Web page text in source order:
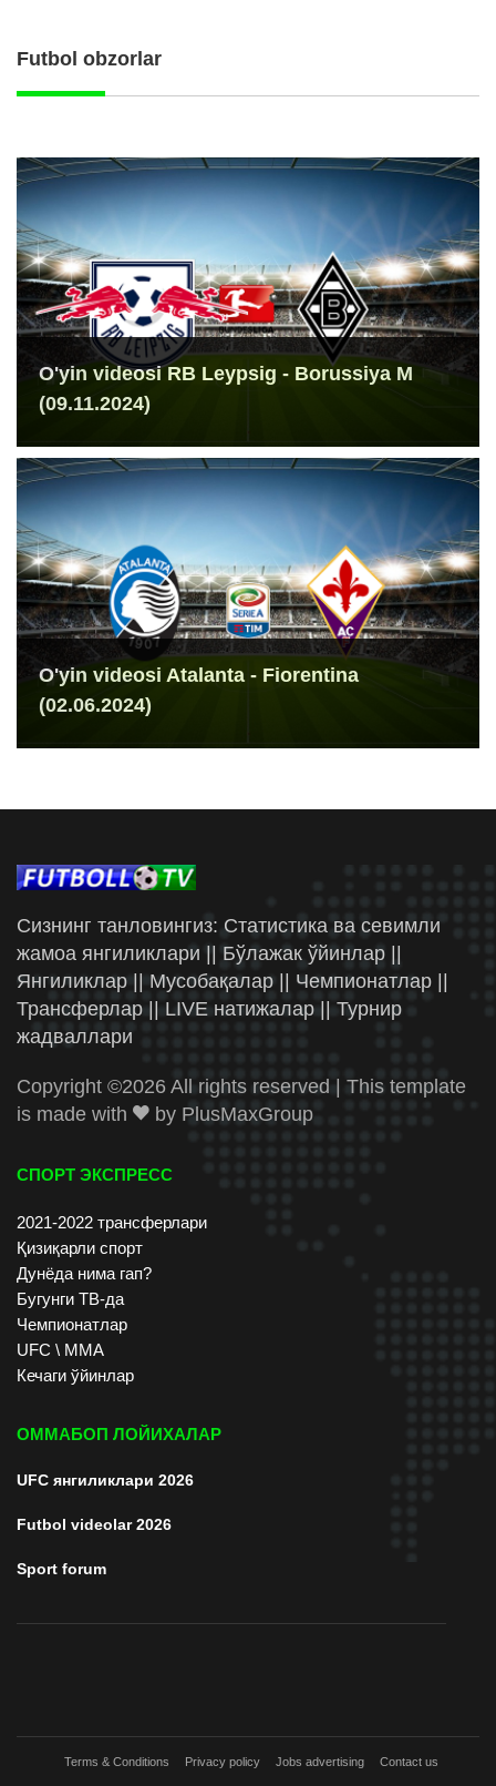
Futbol obzorlar
O'yin videosi RB Leypsig - Borussiya M
(09.11.2024)
O'yin videosi Atalanta - Fiorentina
(02.06.2024)
Сизнинг танловингиз: Статистика ва севимли
жамоа янгиликлари || Бўлажак ўйинлар ||
Янгиликлар || Мусобақалар || Чемпионатлар ||
Трансферлар || LIVE натижалар || Турнир
жадваллари
Copyright ©2026 All rights reserved | This template
is made with
by PlusMaxGroup
СПОРТ ЭКСПРЕСС
2021-2022 трансферлари
Қизиқарли спорт
Дунёда нима гап?
Бугунги ТВ-да
Чемпионатлар
UFC \ ММА
Кечаги ўйинлар
ОММАБОП ЛОЙИХАЛАР
UFC янгиликлари 2026
Futbol videolar 2026
Sport forum
Terms & Conditions Privacy policy Jobs advertising Contact us